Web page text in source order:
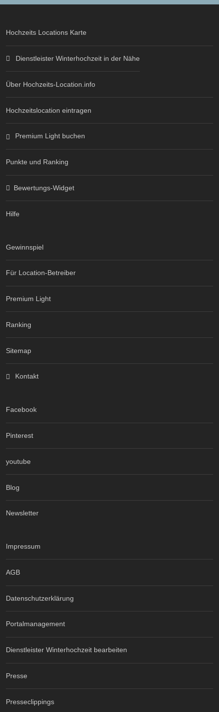
Hochzeits Locations Karte
Dienstleister Winterhochzeit in der Nähe
Über Hochzeits-Location.info
Hochzeitslocation eintragen
Premium Light buchen
Punkte und Ranking
Bewertungs-Widget
Hilfe
Gewinnspiel
Für Location-Betreiber
Premium Light
Ranking
Sitemap
Kontakt
Facebook
Pinterest
youtube
Blog
Newsletter
Impressum
AGB
Datenschutzerklärung
Portalmanagement
Dienstleister Winterhochzeit bearbeiten
Presse
Presseclippings